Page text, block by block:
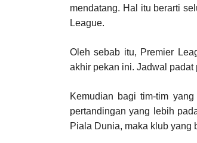
mendatang. Hal itu berarti
League.
Oleh sebab itu, Premier
akhir pekan ini. Jadwal padat
Kemudian bagi tim-tim
pertandingan yang lebih
Piala Dunia, maka klub yang